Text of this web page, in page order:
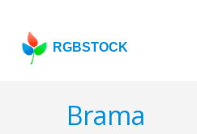
RGBSTOCK
Brama